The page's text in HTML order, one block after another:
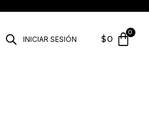
INICIAR SESIÓN $0